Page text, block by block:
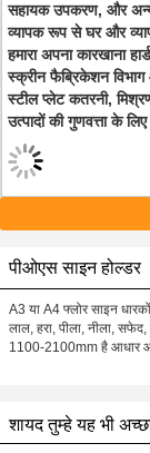
सहायक उपकरण, और अन्य
व्यापक रूप से घर और
हमारा अपना कारखाना
स्क्रीन फैब्रिकेशन विभाग
स्टील प्लेट कतरनी,
उत्पादों की गुणवत्ता के
पीओएस साइन होल्डर
A3 या A4 फ्लोर साइन
लाल, हरा, पीला, नीला,
1100-2100mm है आधार
शायद तुम्हे यह भी